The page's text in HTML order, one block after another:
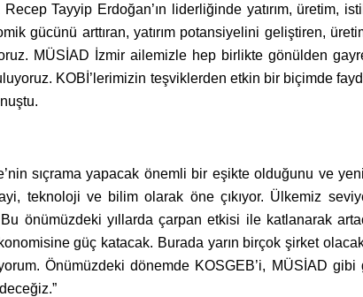
Recep Tayyip Erdoğan’ın liderliğinde yatırım,
gücünü arttıran, yatırım potansiyelini geliştiren,
MÜSİAD İzmir ailemizle hep birlikte gönülden
KOBİ’lerimizin teşviklerden etkin bir biçimde
sıçrama yapacak önemli bir eşikte olduğunu ve
teknoloji ve bilim olarak öne çıkıyor. Ülkemiz
Bu önümüzdeki yıllarda çarpan etkisi ile katlanarak
güç katacak. Burada yarın birçok şirket
Önümüzdeki dönemde KOSGEB’i, MÜSİAD